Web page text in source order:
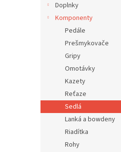
Doplnky
Komponenty
Pedále
Prešmykovače
Gripy
Omotávky
Kazety
Reťaze
Sedlá
Lanká a bowdeny
Riadítka
Rohy